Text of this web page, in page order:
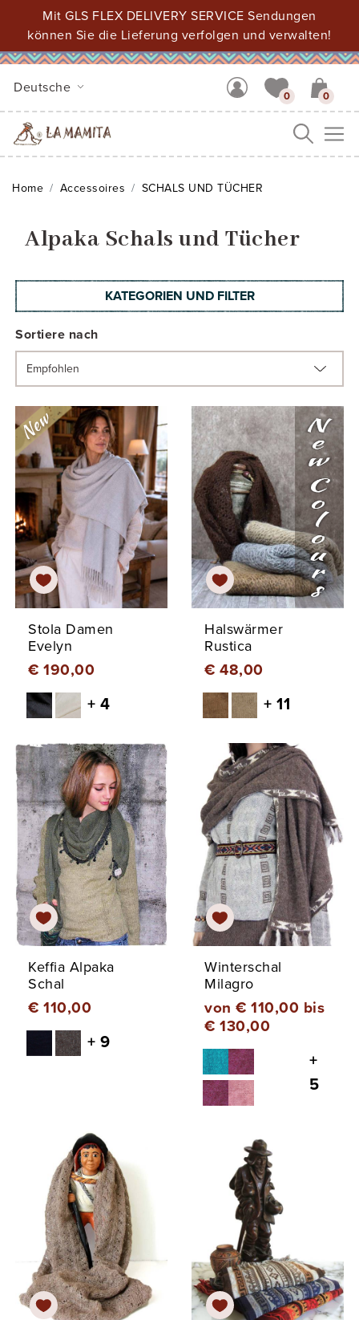
Mit GLS FLEX DELIVERY SERVICE Sendungen
können Sie die Lieferung verfolgen und verwalten!
Deutsche
0 0
Home Accessoires SCHALS UND TÜCHER
Alpaka Schals und Tücher
KATEGORIEN UND FILTER
Sortiere nach
Stola Damen
Evelyn
€ 190,00
+ 4
Halswärmer
Rustica
€ 48,00
+ 11
Keffia Alpaka
Schal
€ 110,00
+ 9
Winterschal
Milagro
von € 110,00 bis
€ 130,00
+
5